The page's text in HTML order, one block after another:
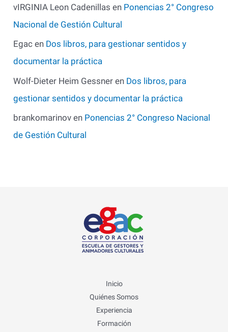
vIRGINIA Leon Cadenillas en Ponencias 2° Congreso
Nacional de Gestión Cultural
Egac en Dos libros, para gestionar sentidos y
documentar la práctica
Wolf-Dieter Heim Gessner en Dos libros, para
gestionar sentidos y documentar la práctica
brankomarinov en Ponencias 2° Congreso Nacional
de Gestión Cultural
Inicio
Quiénes Somos
Experiencia
Formación